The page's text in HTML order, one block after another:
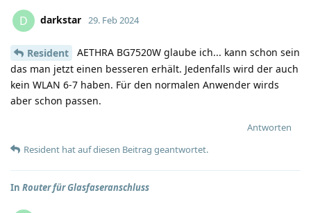
D darkstar 29. Feb 2024
Resident
AETHRA BG7520W glaube ich... kann schon sein
das man jetzt einen besseren erhält. Jedenfalls wird der auch
kein WLAN 6-7 haben. Für den normalen Anwender wirds
aber schon passen.
Antworten
Resident hatauf diesen Beitrag geantwortet.
In Router für Glasfaseranschluss